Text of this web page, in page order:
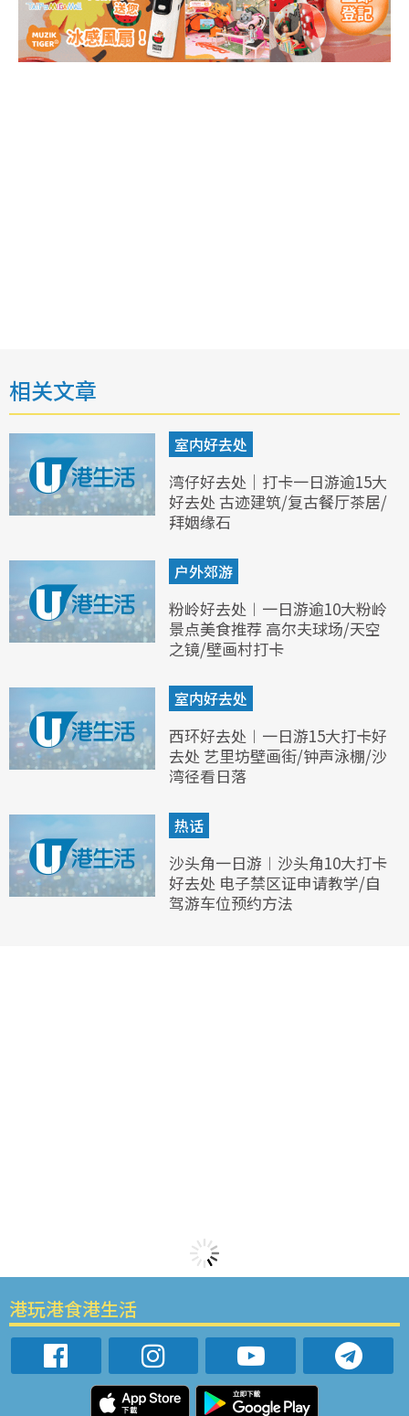
相关文章
室内好去处
湾仔好去处｜打卡一日游逾15大
好去处 古迹建筑/复古餐厅茶居/
拜姻缘石
户外郊游
粉岭好去处︱一日游逾10大粉岭
景点美食推荐 高尔夫球场/天空
之镜/壁画村打卡
室内好去处
西环好去处︱一日游15大打卡好
去处 艺里坊壁画街/钟声泳棚/沙
湾径看日落
热话
沙头角一日游︱沙头角10大打卡
好去处 电子禁区证申请教学/自
驾游车位预约方法
港玩港食港生活